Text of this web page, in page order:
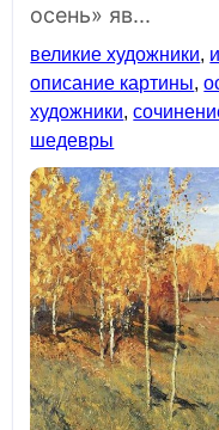
осень» яв...
великие художники,
описание картины,
художники,
шедевры